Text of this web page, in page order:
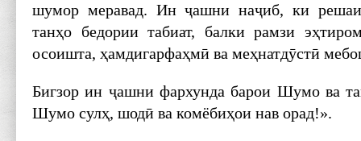
шумор меравад. Ин ҷашни наҷиб, ки решаи
танҳо бедории табиат, балки рамзи
осоишта, ҳамдигарфаҳмӣ ва меҳнатдӯстӣ
Бигзор ин ҷашни фархунда барои Шумо ва
Шумо сулҳ, шодӣ ва комёбиҳои нав орад!».